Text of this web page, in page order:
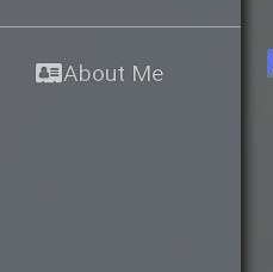
About Me